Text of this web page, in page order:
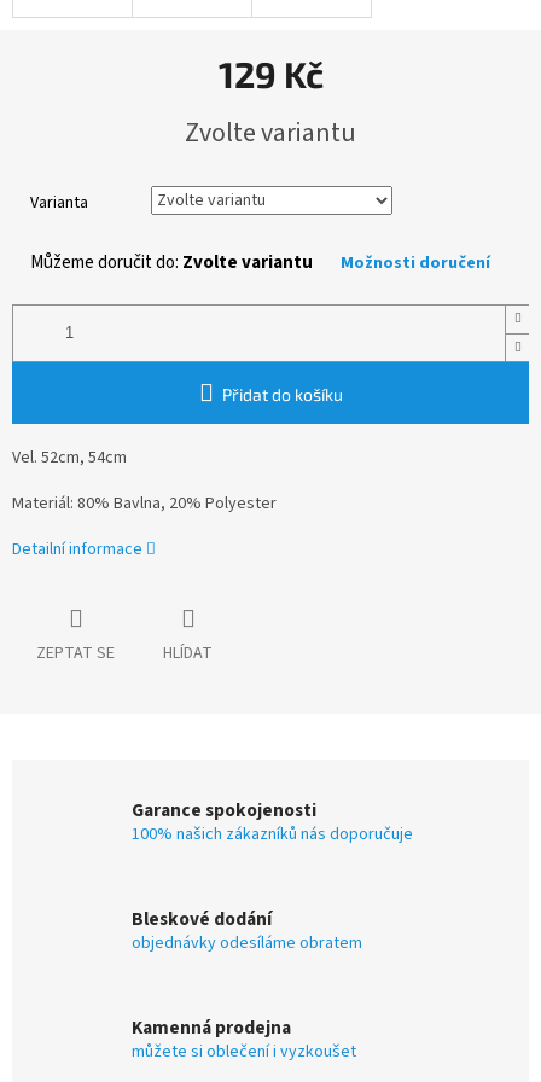
129 Kč
cena:
Zvolte variantu
Varianta
Můžeme doručit do: Zvolte variantu Možnosti doručení
Přidat do košíku
Vel. 52cm, 54cm
Materiál: 80% Bavlna, 20% Polyester
Detailní informace
ZEPTAT SE HLÍDAT
Garance spokojenosti
100% našich zákazníků nás doporučuje
Bleskové dodání
objednávky odesíláme obratem
Kamenná prodejna
můžete si oblečení i vyzkoušet